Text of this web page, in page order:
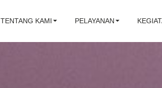
TENTANG KAMI PELAYANAN